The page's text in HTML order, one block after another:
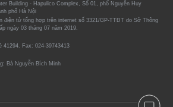
Building - Hapulico Complex, Số 01, phố Nguyễn Huy
phố Hà Nội
điện tử tổng hợp trên internet số 3321/GP-TTĐT do Sở Thông
ngày 03 tháng 07 năm 2019.
41294. Fax: 024-39743413
Bà Nguyễn Bích Minh